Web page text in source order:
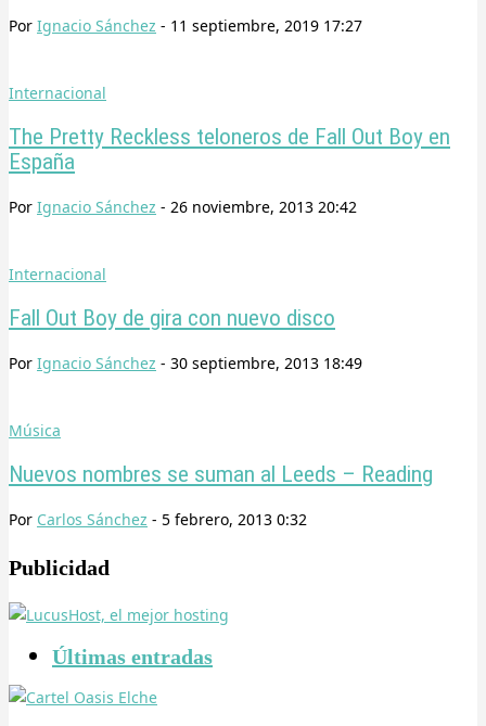
Por Ignacio Sánchez - 11 septiembre, 2019 17:27
Internacional
The Pretty Reckless teloneros de Fall Out Boy en
España
Por Ignacio Sánchez - 26 noviembre, 2013 20:42
Internacional
Fall Out Boy de gira con nuevo disco
Por Ignacio Sánchez - 30 septiembre, 2013 18:49
Música
Nuevos nombres se suman al Leeds – Reading
Por Carlos Sánchez - 5 febrero, 2013 0:32
Publicidad
Últimas entradas